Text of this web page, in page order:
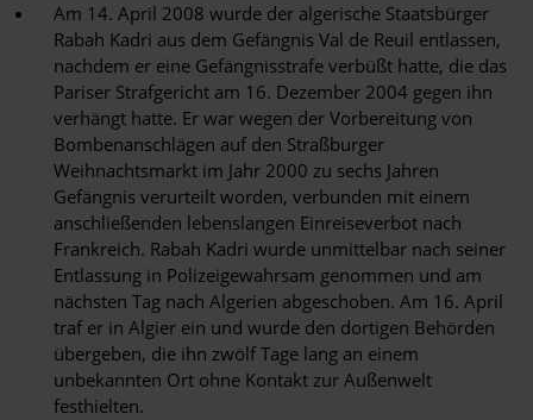
Am 14. April 2008 wurde der algerische Staatsbürger
Rabah Kadri aus dem Gefängnis Val de Reuil entlassen,
nachdem er eine Gefängnisstrafe verbüßt hatte, die das
Pariser Strafgericht am 16. Dezember 2004 gegen ihn
verhängt hatte. Er war wegen der Vorbereitung von
Bombenanschlägen auf den Straßburger
Weihnachtsmarkt im Jahr 2000 zu sechs Jahren
Gefängnis verurteilt worden, verbunden mit einem
anschließenden lebenslangen Einreiseverbot nach
Frankreich. Rabah Kadri wurde unmittelbar nach seiner
Entlassung in Polizeigewahrsam genommen und am
nächsten Tag nach Algerien abgeschoben. Am 16. April
traf er in Algier ein und wurde den dortigen Behörden
übergeben, die ihn zwölf Tage lang an einem
unbekannten Ort ohne Kontakt zur Außenwelt
festhielten.